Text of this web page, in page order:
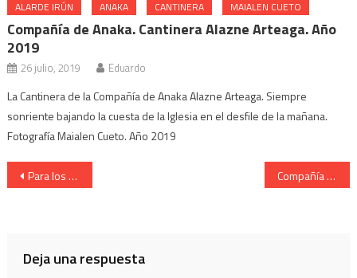
ALARDE IRÚN ANAKA CANTINERA MAIALEN CUETO
Compañía de Anaka. Cantinera Alazne Arteaga. Año
2019
26 julio, 2019 Eduardo
La Cantinera de la Compañía de Anaka Alazne Arteaga. Siempre
sonriente bajando la cuesta de la Iglesia en el desfile de la mañana.
Fotografía Maialen Cueto. Año 2019
Navegación
Para los Alardes de Irún y Hondarribia. Escolta de Caballería Veteranos Compañía Buenos Amigos. Cantinera Eva Arana la noche de las cantineras. Año 2004
Deja una respuesta